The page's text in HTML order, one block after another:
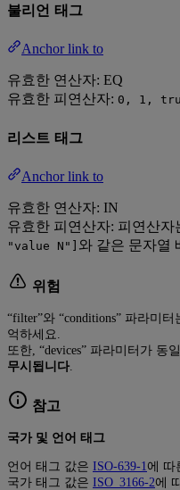
불리언 태그
Anchor link to
유효한 연산자: EQ
유효한 피연산자: 0, 1,
리스트 태그
Anchor link to
유효한 연산자: IN
유효한 피연산자: 피연산자
"value N"] 와 같은 문자열
위험
“filter”와 “conditions” 파라미
억하세요.
또한, “devices” 파라미터가 동
무시됩니다
참고
국가 및 언어 태그
언어 태그 값은 ISO-639-1 에 따
국가 태그 값은 ISO_3166-2에